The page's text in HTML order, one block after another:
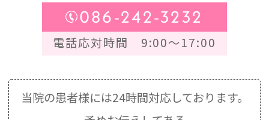
086-242-3232
電話応対時間 9:00～17:00
当院の患者様には24時間対応しております。